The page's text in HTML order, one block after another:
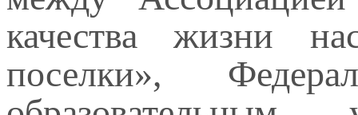
качества жизни
поселки»,